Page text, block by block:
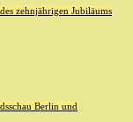
zehnjährigen Jubiläums
Berlin und